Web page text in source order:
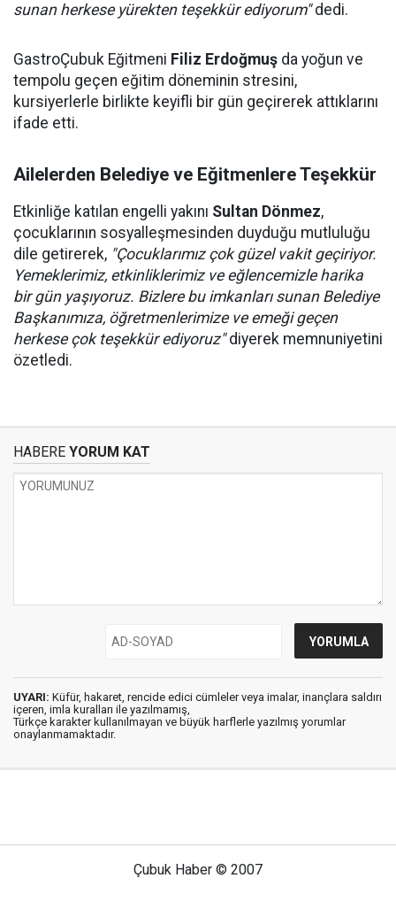
sunan herkese yürekten teşekkür ediyorum"dedi.
GastroÇubuk Eğitmeni Filiz Erdoğmuş da yoğun ve
tempolu geçen eğitim döneminin stresini,
kursiyerlerle birlikte keyifli bir gün geçirerek attıklarını
ifade etti.
Ailelerden Belediye ve Eğitmenlere Teşekkür
Etkinliğe katılan engelli yakını Sultan Dönmez,
çocuklarının sosyalleşmesinden duyduğu mutluluğu
dile getirerek, "Çocuklarımız çok güzel vakit geçiriyor.
Yemeklerimiz, etkinliklerimiz ve eğlencemizle harika
bir gün yaşıyoruz. Bizlere bu imkanları sunan Belediye
Başkanımıza, öğretmenlerimize ve emeği geçen
herkese çok teşekkür ediyoruz"diyerek memnuniyetini
özetledi.
HABERE YORUM KAT
UYARI: Küfür, hakaret, rencide edici cümleler veya imalar, inançlara saldırı
içeren, imla kuralları ile yazılmamış,
Türkçe karakter kullanılmayan ve büyük harflerle yazılmış yorumlar
onaylanmamaktadır.
Çubuk Haber © 2007